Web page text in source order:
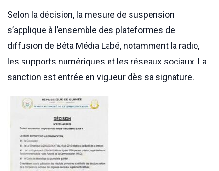
Selon la décision, la mesure de suspension
s’applique à l’ensemble des plateformes de
diffusion de Bêta Média Labé, notamment la radio,
les supports numériques et les réseaux sociaux. La
sanction est entrée en vigueur dès sa signature.